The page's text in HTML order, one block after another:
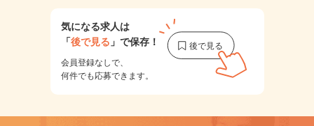
気になる求人は
「後で見る 」で保存！
会員登録なしで、
何件でも応募できます。